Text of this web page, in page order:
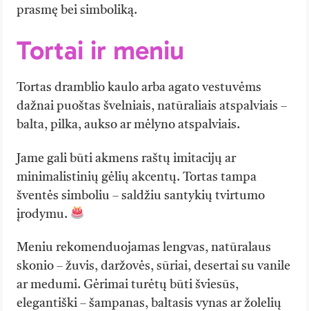
prasmę bei simboliką.
Tortai ir meniu
Tortas dramblio kaulo arba agato vestuvėms
dažnai puoštas švelniais, natūraliais atspalviais –
balta, pilka, aukso ar mėlyno atspalviais.
Jame gali būti akmens raštų imitacijų ar
minimalistinių gėlių akcentų. Tortas tampa
šventės simboliu – saldžiu santykių tvirtumo
įrodymu.
Meniu rekomenduojamas lengvas, natūralaus
skonio – žuvis, daržovės, sūriai, desertai su vanile
ar medumi. Gėrimai turėtų būti šviesūs,
elegantiški – šampanas, baltasis vynas ar žolelių